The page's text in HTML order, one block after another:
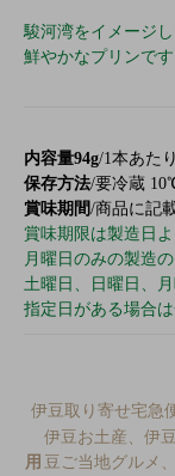
駿河湾をイメージ
鮮やかなプリンです
内容量94g/1本あたり
保存方法/要冷蔵
賞味期間/商品に記
賞味期限は製造日
月曜日のみの製造
土曜日、日曜日、
指定日がある場合
伊豆取り寄せ宅急
用
伊豆お土産、伊
豆ご当地グルメ